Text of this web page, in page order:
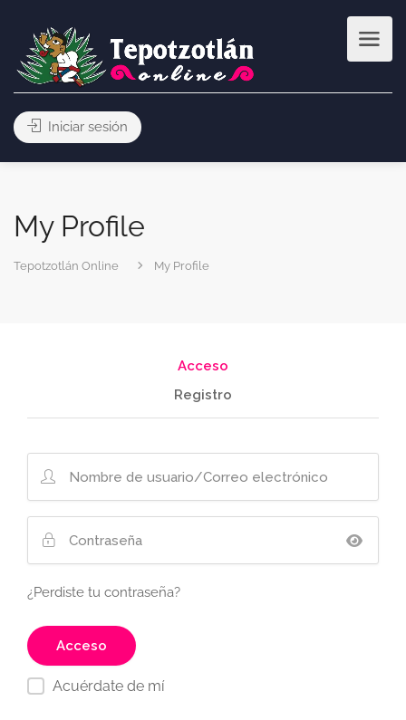
Iniciar sesión
My Profile
Tepotzotlán Online My Profile
Acceso
Registro
¿Perdiste tu contraseña?
Acuérdate de mí